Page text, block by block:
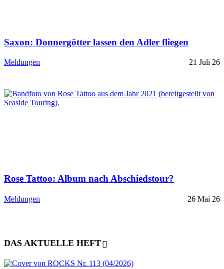
Saxon: Donnergötter lassen den Adler fliegen
Meldungen 21 Juli 26
Rose Tattoo: Album nach Abschiedstour?
Meldungen 26 Mai 26
DAS AKTUELLE HEFT